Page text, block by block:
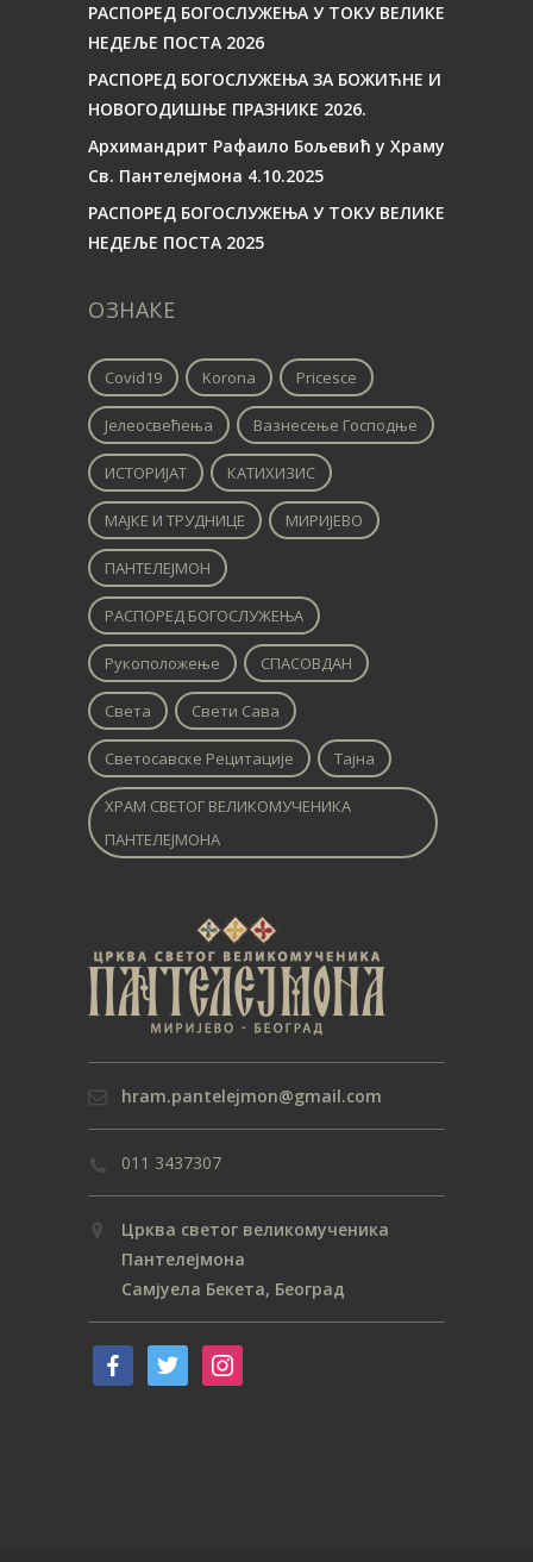
РАСПОРЕД БОГОСЛУЖЕЊА У ТОКУ ВЕЛИКЕ
НЕДЕЉЕ ПОСТА 2026
РАСПОРЕД БОГОСЛУЖЕЊА ЗА БОЖИЋНЕ И
НОВОГОДИШЊЕ ПРАЗНИКЕ 2026.
Архимандрит Рафаило Бољевић у Храму
Св. Пантелејмона 4.10.2025
РАСПОРЕД БОГОСЛУЖЕЊА У ТОКУ ВЕЛИКЕ
НЕДЕЉЕ ПОСТА 2025
ОЗНАКЕ
Covid19 Korona Pricesce
Јелеосвећења Вазнесење Господње
ИСТОРИЈАТ КАТИХИЗИС
МАЈКЕ И ТРУДНИЦЕ МИРИЈЕВО
ПАНТЕЛЕЈМОН
РАСПОРЕД БОГОСЛУЖЕЊА
Рукоположење СПАСОВДАН
Света Свети Сава
Светосавске Рецитације Тајна
ХРАМ СВЕТОГ ВЕЛИКОМУЧЕНИКА
ПАНТЕЛЕЈМОНА
hram.pantelejmon@gmail.com
011 3437307
Црква светог великомученика
Пантелејмона
Самјуела Бекета, Београд